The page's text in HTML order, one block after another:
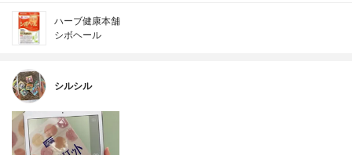
ハーブ健康本舗
シボヘール
シルシル